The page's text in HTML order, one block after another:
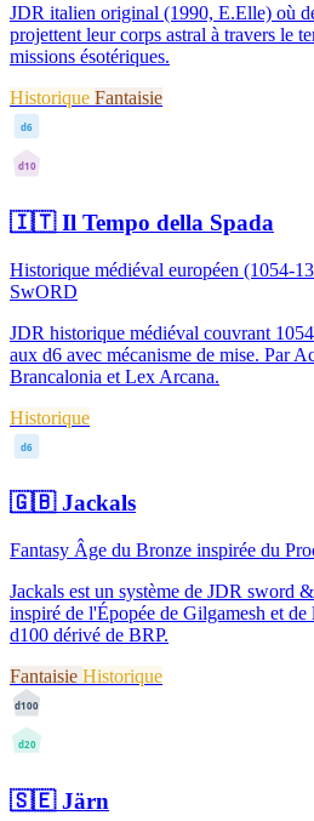
JDR italien original (1990, E.Elle) où
projettent leur corps astral à travers le
missions ésotériques.
Historique Fantaisie
d6
d10
🇮🇹Il Tempo della Spada
Historique médiéval européen (1054-
SwORD
JDR historique médiéval couvrant
aux d6 avec mécanisme de mise. Par
Brancalonia et Lex Arcana.
Historique
d6
🇬🇧Jackals
Fantasy Âge du Bronze inspirée du
Jackals est un système de JDR sword
inspiré de l'Épopée de Gilgamesh et
d100 dérivé de BRP.
Fantaisie Historique
d100
d20
🇸🇪Järn